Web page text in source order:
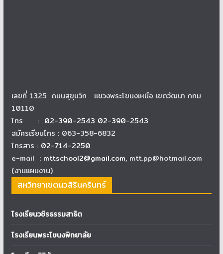
เลขที่ 1325 ถนนสุขุมวิท แขวงพระโขนงเหนือ เขตวัฒนา กทม
10110
โทร : 02-390-2543 02-390-2543
สมัครเรียนโทร : 063-358-6832
โทรสาร : 02-714-2250
e-mail : mttschool2@gmail.com, mtt.pp@hotmail.com
(งานแผนงาน)
สหวิทยาเขตนวสิรินครินทร์
โรงเรียนวชิรธรรมสาธิต
โรงเรียนพระโขนงพิทยาลัย